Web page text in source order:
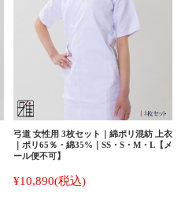
弓道 女性用 3枚セット｜綿ポリ混紡 上衣
｜ポリ65％・綿35%｜SS・S・M・L【メ
ール便不可】
¥10,890(税込)